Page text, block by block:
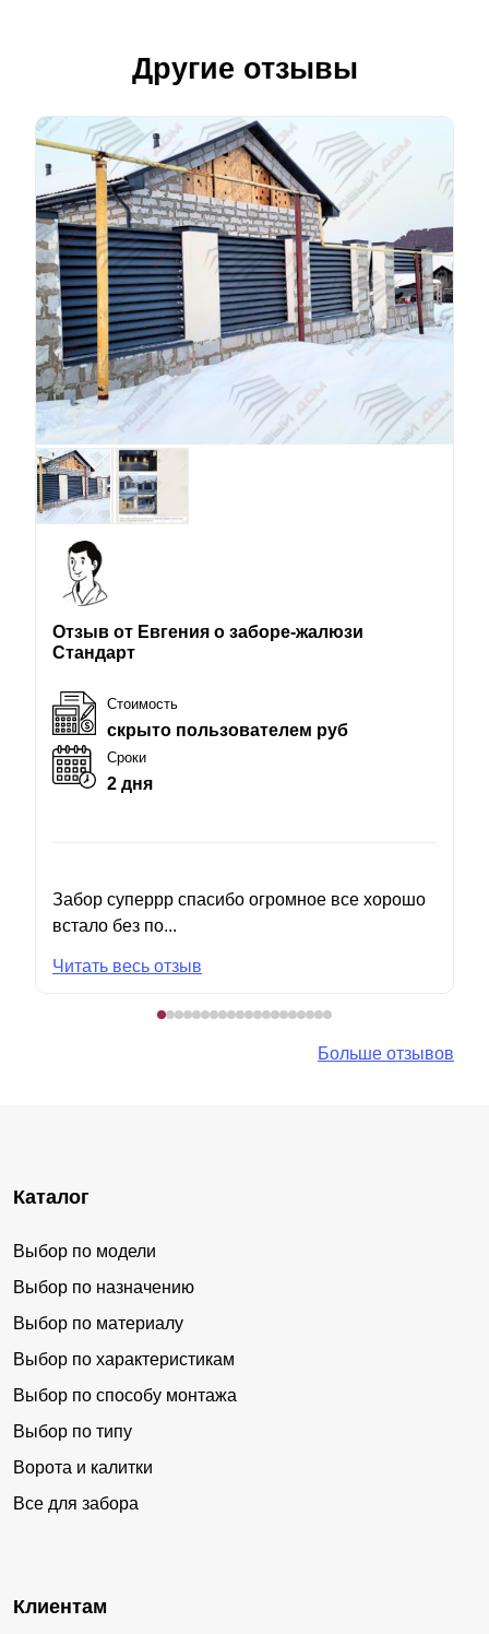
Другие отзывы
Отзыв от Евгения о заборе-жалюзи
Стандарт
Стоимость
скрыто пользователем руб
Сроки
2 дня
Забор суперрр спасибо огромное все хорошо
встало без по...
Читать весь отзыв
Больше отзывов
Каталог
Выбор по модели
Выбор по назначению
Выбор по материалу
Выбор по характеристикам
Выбор по способу монтажа
Выбор по типу
Ворота и калитки
Все для забора
Клиентам